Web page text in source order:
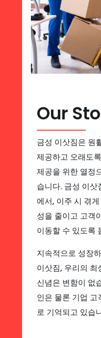
Our
금성 이삿짐은 원
제공하고 오래도
제공을 위한 열정
습니다. 금성 이
에서, 이주 시 겪
성을 줄이고 고객
이동할 수 있도록
지속적으로 성장
이삿짐, 우리의
신념은 변함이 없
인은 물론 기업 고
로 기억되고 있습